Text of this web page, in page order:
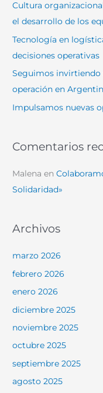
r
:
Cultura
el desarrollo de los
Tecnología en
decisiones operativas
Seguimos invirtiendo
operación en
Impulsamos nuevas
Comentarios
Malena en
Solidaridad»
Archivos
marzo 2026
febrero 2026
enero 2026
diciembre 2025
noviembre 2025
octubre 2025
septiembre 2025
agosto 2025